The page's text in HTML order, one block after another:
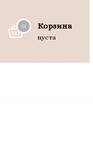
Корзина
0
пуста
0